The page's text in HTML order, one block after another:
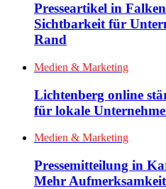
Presseartikel in
Sichtbarkeit für
Rand
Medien & Marketing
Lichtenberg online
für lokale
Medien & Marketing
Pressemitteilung in
Mehr